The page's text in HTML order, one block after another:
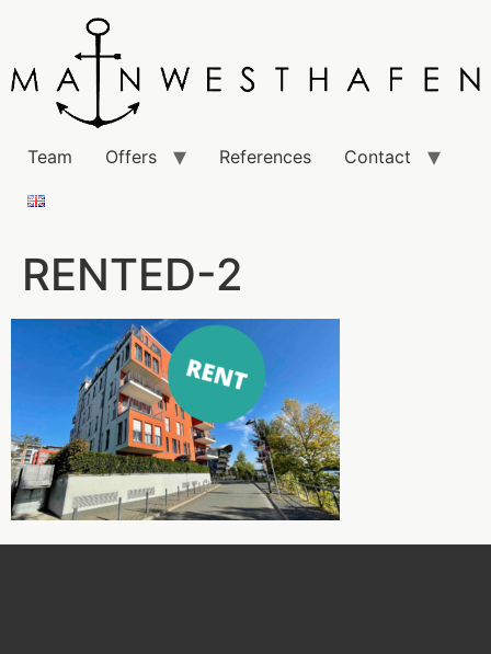
Team Offers References Contact
RENTED-2